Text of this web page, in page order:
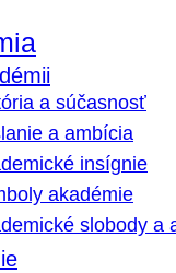
a súčasnosť
a ambícia
insígnie
akadémie
slobody a